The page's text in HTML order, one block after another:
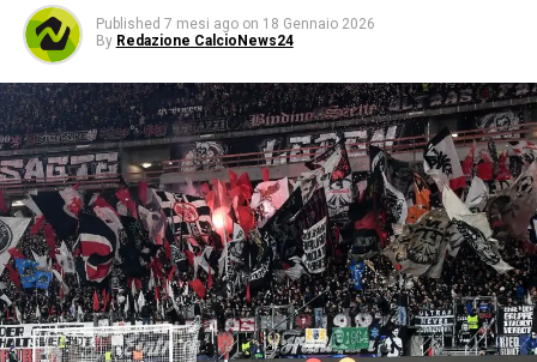
Published 7 mesi ago on 18 Gennaio 2026
By Redazione CalcioNews24